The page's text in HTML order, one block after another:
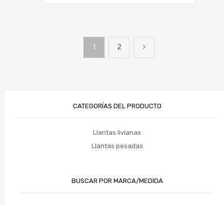
1 2
CATEGORÍAS DEL PRODUCTO
Llantas livianas
Llantas pesadas
BUSCAR POR MARCA/MEDIDA